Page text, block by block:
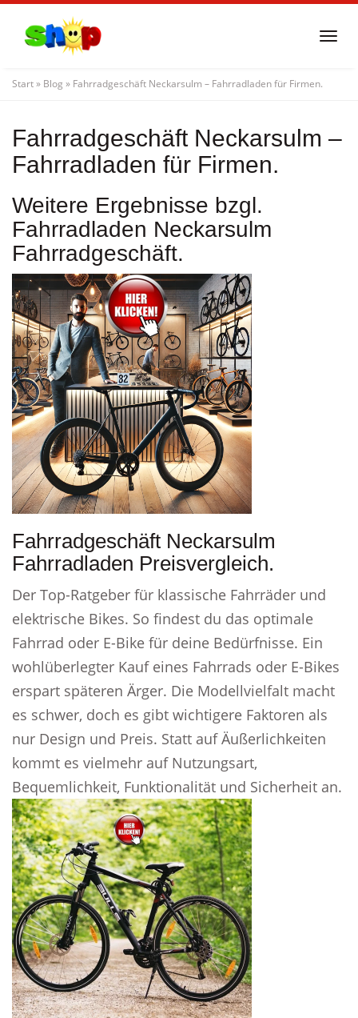
content
Start» Blog » Fahrradgeschäft Neckarsulm – Fahrradladen für Firmen.
Fahrradgeschäft Neckarsulm –
Fahrradladen für Firmen.
Weitere Ergebnisse bzgl.
Fahrradladen Neckarsulm
Fahrradgeschäft.
Fahrradgeschäft Neckarsulm
Fahrradladen Preisvergleich.
Der Top-Ratgeber für klassische Fahrräder und
elektrische Bikes. So findest du das optimale
Fahrrad oder E-Bike für deine Bedürfnisse. Ein
wohlüberlegter Kauf eines Fahrrads oder E-Bikes
erspart späteren Ärger. Die Modellvielfalt macht
es schwer, doch es gibt wichtigere Faktoren als
nur Design und Preis. Statt auf Äußerlichkeiten
kommt es vielmehr auf Nutzungsart,
Bequemlichkeit, Funktionalität und Sicherheit an.